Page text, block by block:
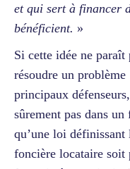
et qui sert à financer
bénéficient. »
Si cette idée ne
résoudre un problème
principaux
sûrement pas dans
qu’une loi définissant
foncière locataire soit